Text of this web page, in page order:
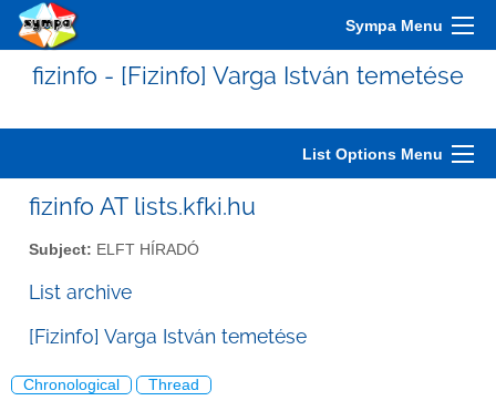
Sympa Menu
fizinfo - [Fizinfo] Varga István temetése
List Options Menu
fizinfo AT lists.kfki.hu
Subject: ELFT HÍRADÓ
List archive
[Fizinfo] Varga István temetése
Chronological Thread